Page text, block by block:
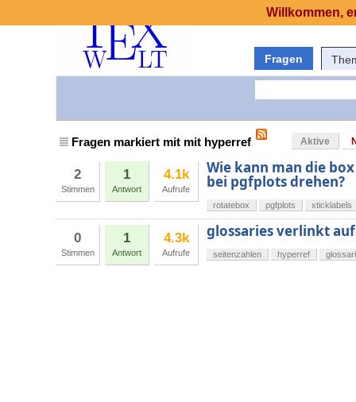
Fragen
Fragen markiert mit mit hyperref Aktive
2
Stimmen
1
Antwort
4.1k
Aufrufe
Wie kann man die
bei pgfplots drehen?
rotatebox pgfplots xticklabels
0
Stimmen
1
Antwort
4.3k
Aufrufe
glossaries verlinkt
seitenzahlen hyperref
Willkommen,